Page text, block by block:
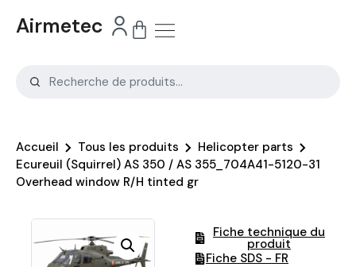
Airmetec
Accueil Tous les produits
Helicopter parts
Ecureuil (Squirrel) AS 350 / AS 355_704A41-5120-31
Overhead window R/H tinted gr
Fiche technique du
produit
Fiche SDS - FR